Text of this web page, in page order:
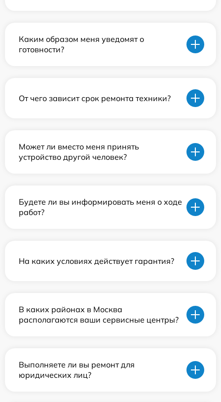
Каким образом меня уведомят о
готовности?
От чего зависит срок ремонта техники?
Может ли вместо меня принять
устройство другой человек?
Будете ли вы информировать меня о ходе
работ?
На каких условиях действует гарантия?
В каких районах в Москва
располагаются ваши сервисные центры?
Выполняете ли вы ремонт для
юридических лиц?